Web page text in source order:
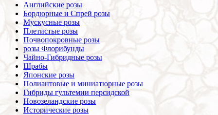
Английские розы
Бордюрные и Спрей розы
Мускусные розы
Плетистые розы
Почвопокровные розы
розы Флорибунды
Чайно-Гибридные розы
Шрабы
Японские розы
Полиантовые и миниатюрные розы
Гибриды гультемии персидской
Новозеландские розы
Исторические розы